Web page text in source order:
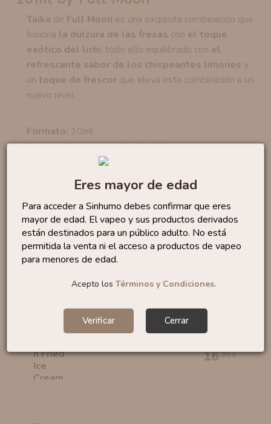
Eres mayor de edad
Para acceder a Sinhumo debes confirmar que eres
mayor de edad. El vapeo y sus productos derivados
están destinados para un público adulto. No está
permitida la venta ni el acceso a productos de vapeo
para menores de edad.
Acepto los Términos y Condiciones.
Verificar Cerrar
Taika de Full Moon es una exquisita combinación que
fusiona la dulzura de las fresas con el toque
exótico del lichi, todo ello equilibrado con el
refrescante sabor de los chispeantes limones y
un toque de frescor que eleva esta combinación a un
nuevo nivel.
Formato: 10ml
Porcentaje recomendado:15%
2 semanas
Fabricado en Malasia
No te quedes sin...
Aroma Pink 10ml By Full
16,90 €